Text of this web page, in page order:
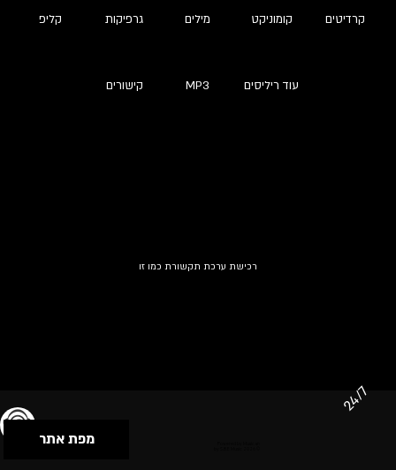
קליפ גרפיקות מילים קומוניקט קרדיטים
קישורים MP3 עוד ריליסים
רכישת ערכת תקשורת כמו זו
מפת אתר
24/7